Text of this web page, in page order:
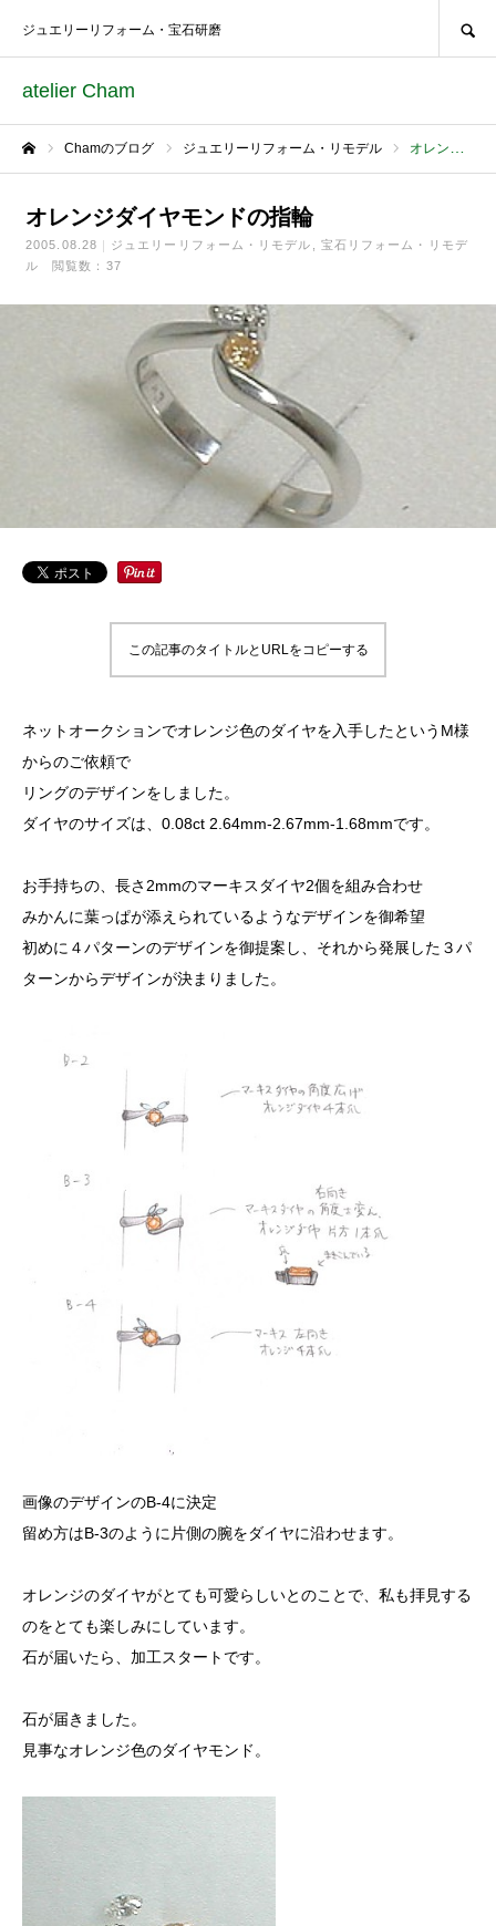
atelier Cham
ジュエリーリフォーム・宝石研磨
Chamのブログ ジュエリーリフォーム・リモデル オレンジダイヤモンドの指輪
オレンジダイヤモンドの指輪
2005.08.28 ジュエリーリフォーム・リモデル
宝石リフォーム・リモデ
ル
閲覧数：37
この記事のタイトルとURLをコピーする
ネットオークションでオレンジ色のダイヤを入手したというM様
からのご依頼で
リングのデザインをしました。
ダイヤのサイズは、0.08ct 2.64mm-2.67mm-1.68mmです。
お手持ちの、長さ2mmのマーキスダイヤ2個を組み合わせ
みかんに葉っぱが添えられているようなデザインを御希望
初めに４パターンのデザインを御提案し、それから発展した３パ
ターンからデザインが決まりました。
画像のデザインのB-4に決定
留め方はB-3のように片側の腕をダイヤに沿わせます。
オレンジのダイヤがとても可愛らしいとのことで、私も拝見する
のをとても楽しみにしています。
石が届いたら、加工スタートです。
石が届きました。
見事なオレンジ色のダイヤモンド。